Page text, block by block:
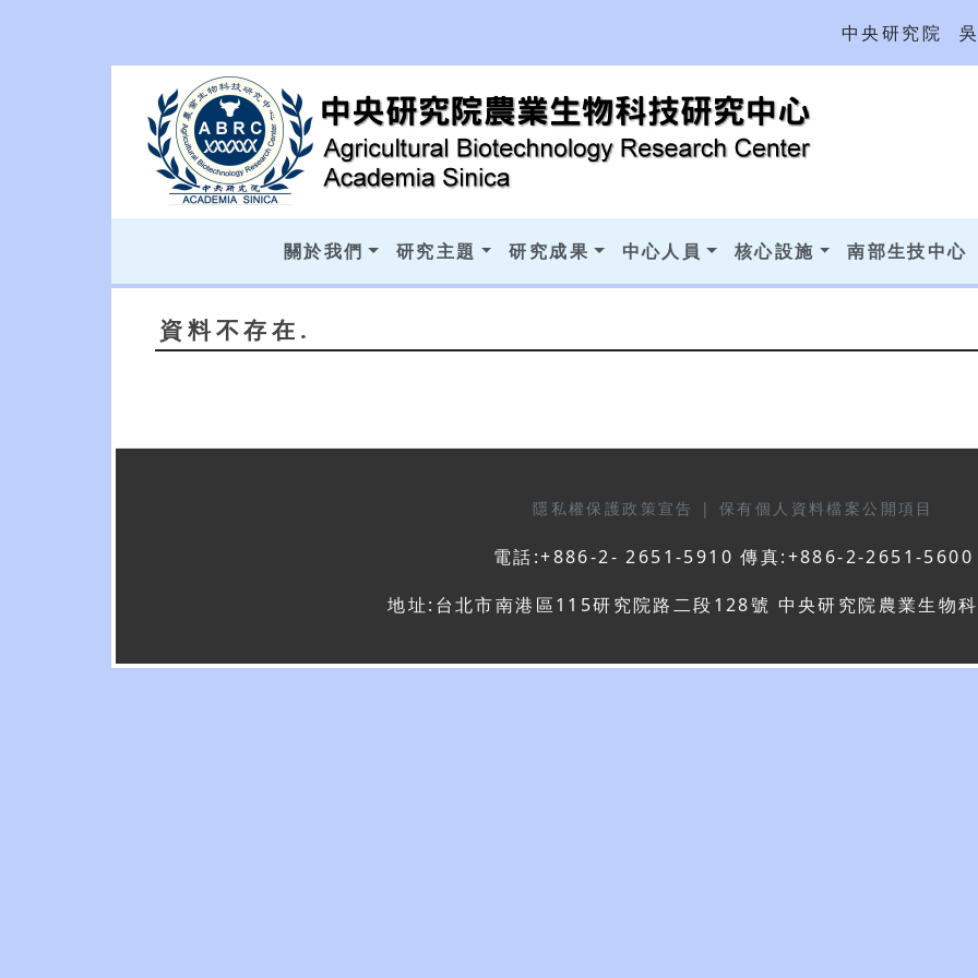
中央研究院
關於我們 研究主題 研究成果 中心人員 核心設施 南部生技中心
資料不存在.
隱私權保護政策宣告 | 保有個人資料檔案公開項目
電話:+886-2- 2651-5910 傳真:+886-2-2651-5600
地址:台北市南港區115研究院路二段128號 中央研究院農業生物